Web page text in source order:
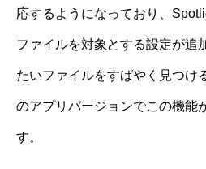
応するようになっており、
ファイルを対象とする設定が追
たいファイルをすばやく見つけ
のアプリバージョンでこの機能
す。